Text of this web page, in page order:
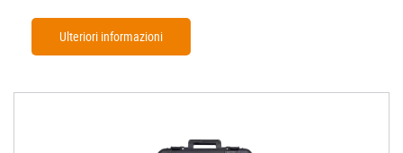
Ulteriori informazioni